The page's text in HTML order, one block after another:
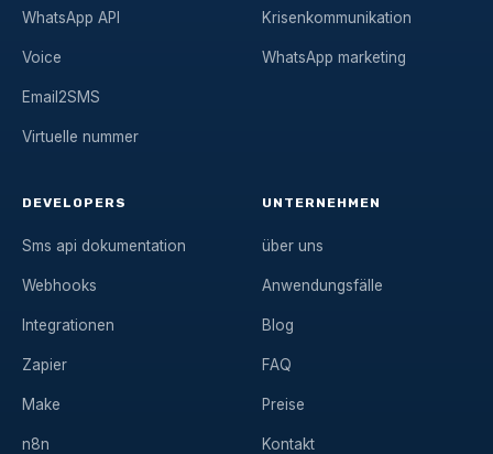
WhatsApp API
Voice
Email2SMS
Virtuelle nummer
Krisenkommunikation
WhatsApp marketing
DEVELOPERS
Sms api dokumentation
Webhooks
Integrationen
Zapier
Make
n8n
UNTERNEHMEN
über uns
Anwendungsfälle
Blog
FAQ
Preise
Kontakt